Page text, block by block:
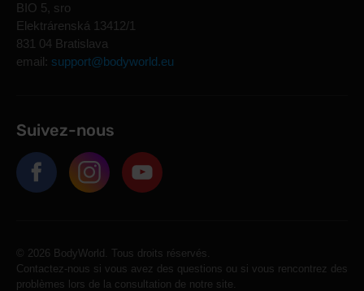
BIO 5, sro
Elektrárenská 13412/1
831 04 Bratislava
email: support@bodyworld.eu
Suivez-nous
© 2026 BodyWorld. Tous droits réservés.
Contactez-nous si vous avez des questions ou si vous rencontrez des
problèmes lors de la consultation de notre site.